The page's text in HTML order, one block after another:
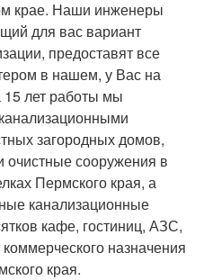
крае. Наши инженеры
для вас вариант
предоставят все
в нашем, у Вас на
15 лет работы мы
загородных домов,
очистные сооружения в
Пермского края, а
канализационные
кафе, гостиниц, АЗС,
назначения
края.